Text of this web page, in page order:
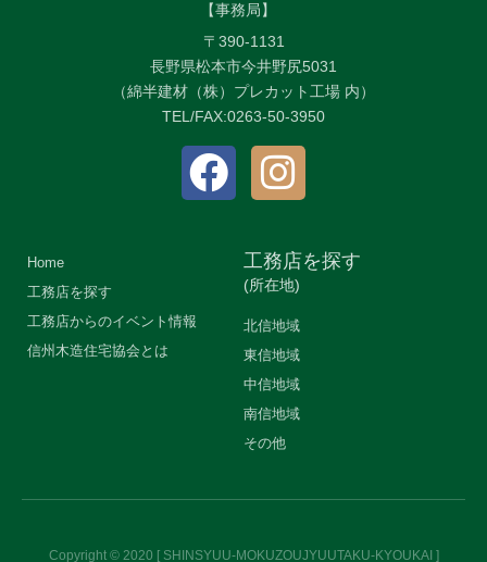
【事務局】
〒390-1131
長野県松本市今井野尻5031
（綿半建材（株）プレカット工場 内）
TEL/FAX:0263-50-3950
Home
工務店を探す
工務店からのイベント情報
信州木造住宅協会とは
工務店を探す
(所在地)
北信地域
東信地域
中信地域
南信地域
その他
Copyright © 2020 [ SHINSYUU-MOKUZOUJYUUTAKU-KYOUKAI ]